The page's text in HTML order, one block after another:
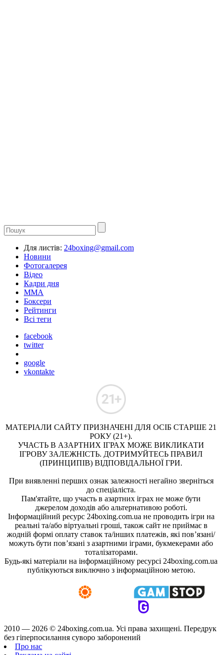
Для листів: 24boxing@gmail.com
Новини
Фотогалерея
Відео
Кадри дня
ММА
Боксери
Рейтинги
Всі теги
facebook
twitter
google
vkontakte
МАТЕРІАЛИ САЙТУ ПРИЗНАЧЕНІ ДЛЯ ОСІБ СТАРШЕ 21
РОКУ (21+).
УЧАСТЬ В АЗАРТНИХ ІГРАХ МОЖЕ ВИКЛИКАТИ
ІГРОВУ ЗАЛЕЖНІСТЬ. ДОТРИМУЙТЕСЬ ПРАВИЛ
(ПРИНЦИПІВ) ВІДПОВІДАЛЬНОЇ ГРИ.
При виявленні перших ознак залежності негайно зверніться
до спеціаліста.
Пам'ятайте, що участь в азартних іграх не може бути
джерелом доходів або альтернативою роботі.
Інформаційний ресурс 24boxing.com.ua не проводить ігри на
реальні та/або віртуальні гроші, також сайт не приймає в
жодній формі оплату ставок та/інших платежів, які пов’язані/
можуть бути пов’язані з азартними іграми, букмекерами або
тоталізаторами.
Будь-які матеріали на інформаційному ресурсі 24boxing.com.ua
публікуються виключно з інформаційною метою.
2010 — 2026 © 24boxing.com.ua. Усi права захищенi. Передрук
без гіперпосилання суворо заборонений
Про нас